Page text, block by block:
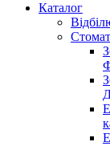
Каталог